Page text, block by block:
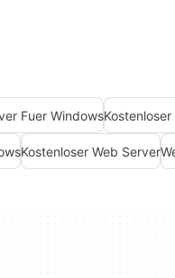
Fuer Windows
Kostenloser Web Server